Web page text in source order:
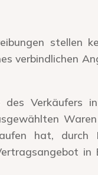
stellen
verbindlichen
Verkäufers
hat, durch
in